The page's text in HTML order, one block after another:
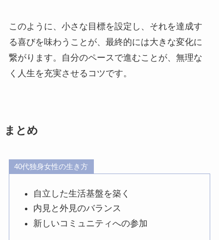
このように、小さな目標を設定し、それを達成す
る喜びを味わうことが、最終的には大きな変化に
繋がります。自分のペースで進むことが、無理な
く人生を充実させるコツです。
まとめ
40代独身女性の生き方
自立した生活基盤を築く
内見と外見のバランス
新しいコミュニティへの参加